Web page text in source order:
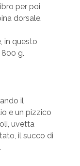
per poi
dorsale.
in questo
g.
il
e un pizzico
uvetta
il succo di